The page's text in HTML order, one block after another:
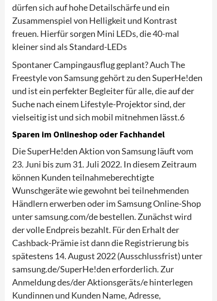
dürfen sich auf hohe Detailschärfe und ein
Zusammenspiel von Helligkeit und Kontrast
freuen. Hierfür sorgen Mini LEDs, die 40-mal
kleiner sind als Standard-LEDs
Spontaner Campingausflug geplant? Auch The
Freestyle von Samsung gehört zu den SuperHe!den
und ist ein perfekter Begleiter für alle, die auf der
Suche nach einem Lifestyle-Projektor sind, der
vielseitig ist und sich mobil mitnehmen lässt.6
Sparen im Onlineshop oder Fachhandel
Die SuperHe!den Aktion von Samsung läuft vom
23. Juni bis zum 31. Juli 2022. In diesem Zeitraum
können Kunden teilnahmeberechtigte
Wunschgeräte wie gewohnt bei teilnehmenden
Händlern erwerben oder im Samsung Online-Shop
unter samsung.com/de bestellen. Zunächst wird
der volle Endpreis bezahlt. Für den Erhalt der
Cashback-Prämie ist dann die Registrierung bis
spätestens 14. August 2022 (Ausschlussfrist) unter
samsung.de/SuperHe!den erforderlich. Zur
Anmeldung des/der Aktionsgeräts/e hinterlegen
Kundinnen und Kunden Name, Adresse,